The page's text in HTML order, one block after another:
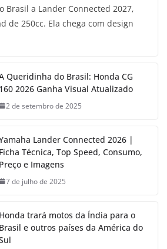
Brasil a Lander Connected 2027,
de 250cc. Ela chega com design
Queridinha do Brasil: Honda CG
160 2026 Ganha Visual Atualizado
2 de setembro de 2025
Lander Connected 2026 |
Ficha Técnica, Top Speed, Consumo,
Preço e Imagens
7 de julho de 2025
Honda trará motos da Índia para o
Brasil e outros países da América do